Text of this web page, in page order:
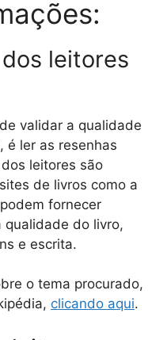
leitores
validar a qualidade
é ler as resenhas
leitores são
de livros como a
fornecer
qualidade do livro,
e escrita.
o tema procurado,
clicando aqui.